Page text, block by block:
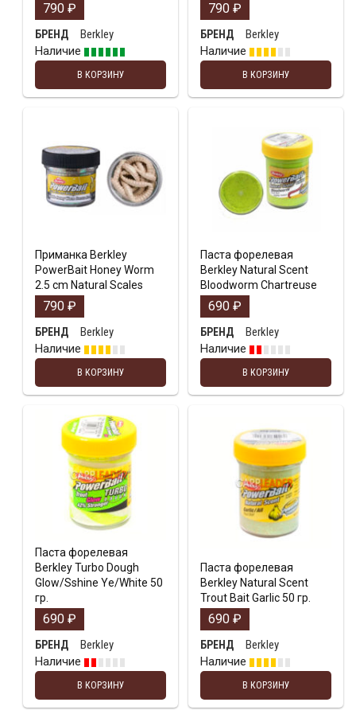
790 ₽
БРЕНД
Berkley
Наличие
В КОРЗИНУ
790 ₽
БРЕНД
Berkley
Наличие
В КОРЗИНУ
Приманка Berkley
PowerBait Honey Worm
2.5 cm Natural Scales
790 ₽
БРЕНД
Berkley
Наличие
В КОРЗИНУ
Паста форелевая
Berkley Natural Scent
Bloodworm Chartreuse
690 ₽
БРЕНД
Berkley
Наличие
В КОРЗИНУ
Паста форелевая
Berkley Turbo Dough
Glow/Sshine Ye/White 50
гр.
690 ₽
БРЕНД
Berkley
Наличие
В КОРЗИНУ
Паста форелевая
Berkley Natural Scent
Trout Bait Garlic 50 гр.
690 ₽
БРЕНД
Berkley
Наличие
В КОРЗИНУ